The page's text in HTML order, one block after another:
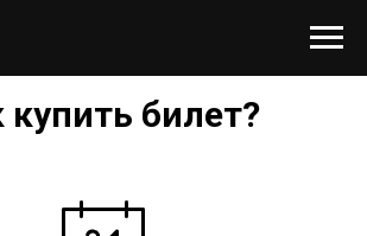
купить билет?